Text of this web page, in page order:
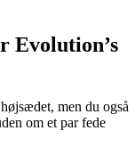
Evolution’s
men du også
om et par fede